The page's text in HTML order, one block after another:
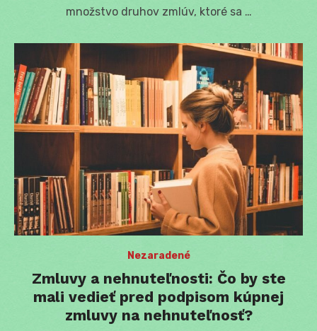
množstvo druhov zmlúv, ktoré sa …
Nezaradené
Zmluvy a nehnuteľnosti: Čo by ste
mali vedieť pred podpisom kúpnej
zmluvy na nehnuteľnosť?